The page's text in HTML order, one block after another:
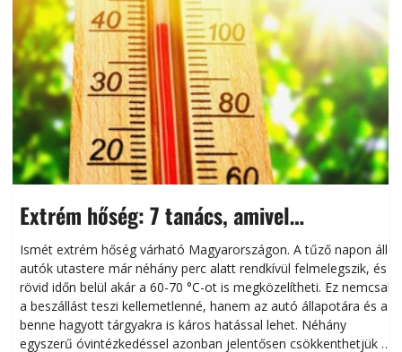
Extrém hőség: 7 tanács, amivel
megóvhatjuk autónkat a nyári károktól
Ismét extrém hőség várható Magyarországon. A tűző napon álló
autók utastere már néhány perc alatt rendkívül felmelegszik, és
rövid időn belül akár a 60-70 °C-ot is megközelítheti. Ez nemcsak
a beszállást teszi kellemetlenné, hanem az autó állapotára és a
benne hagyott tárgyakra is káros hatással lehet. Néhány
egyszerű óvintézkedéssel azonban jelentősen csökkenthetjük a